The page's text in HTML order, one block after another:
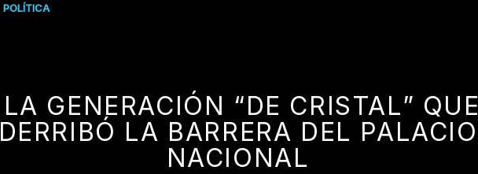
POLÍTICA
LA GENERACIÓN “DE CRISTAL” QUE
DERRIBÓ LA BARRERA DEL PALACIO
NACIONAL